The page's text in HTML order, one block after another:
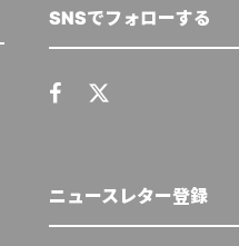
SNSでフォローする
ニュースレター登録